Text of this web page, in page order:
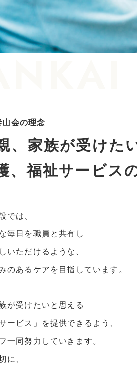
山会の理念
、家族が受けた
、福祉サービス
では、
毎日を職員と共有し
いただけるような、
のあるケアを目指しています。
が受けたいと思える
ービス」を提供できるよう、
一同努力していきます。
に、